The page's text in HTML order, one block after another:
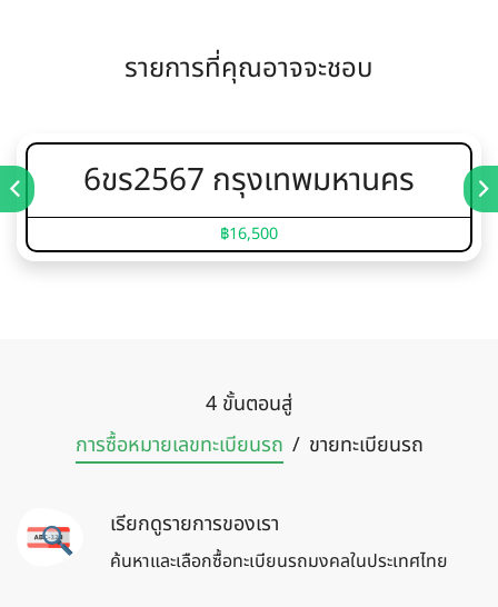
รายการที่คุณอาจจะชอบ
6ขร2567 กรุงเทพมหานคร
฿16,500
4 ขั้นตอนสู่
การซื้อหมายเลขทะเบียนรถ / ขายทะเบียนรถ
เรียกดูรายการของเรา
ค้นหาและเลือกซื้อทะเบียนรถมงคลในประเทศไทย